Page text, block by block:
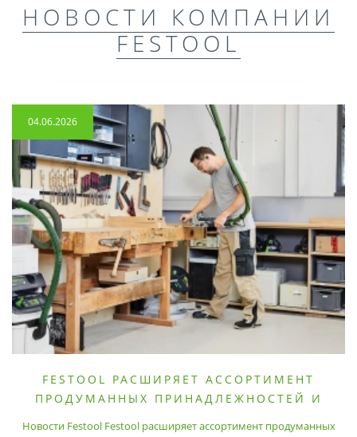
НОВОСТИ КОМПАНИИ
FESTOOL
04.06.2026
FESTOOL РАСШИРЯЕТ АССОРТИМЕНТ
ПРОДУМАННЫХ ПРИНАДЛЕЖНОСТЕЙ И
Новости Festool Festool расширяет ассортимент продуманных